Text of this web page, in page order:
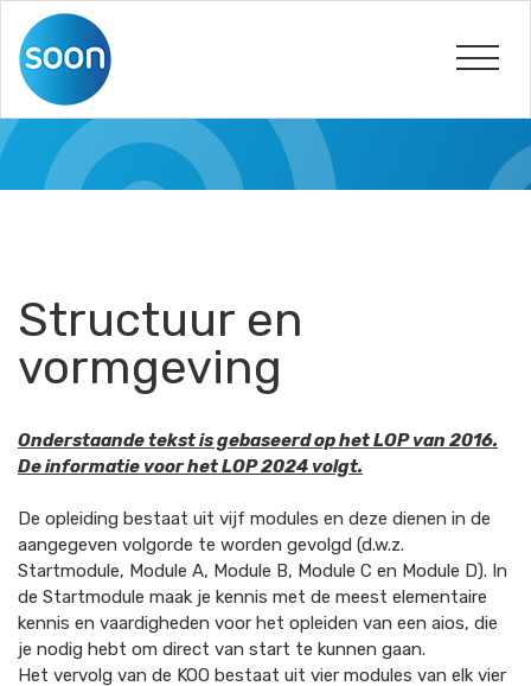
Structuur en
vormgeving
Onderstaande tekst is gebaseerd op het LOP van 2016.
De informatie voor het LOP 2024 volgt.
De opleiding bestaat uit vijf modules en deze dienen in de
aangegeven volgorde te worden gevolgd (d.w.z.
Startmodule, Module A, Module B, Module C en Module D). In
de Startmodule maak je kennis met de meest elementaire
kennis en vaardigheden voor het opleiden van een aios, die
je nodig hebt om direct van start te kunnen gaan.
Het vervolg van de KOO bestaat uit vier modules van elk vier